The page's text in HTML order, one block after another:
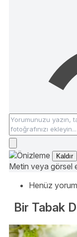
Kaldır
Metin veya görsel
Henüz
Bir Tabak